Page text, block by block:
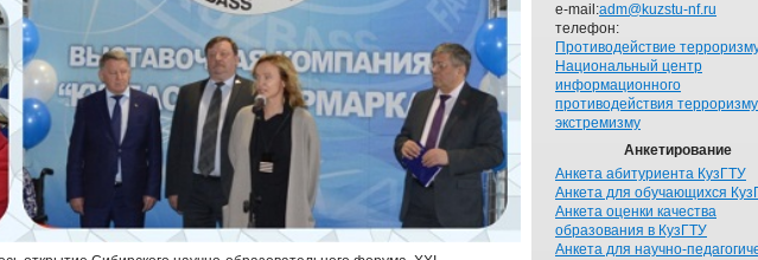
e-mail:adm@kuzstu-nf.ru
телефон:
Противодействие
Национальный центр
информационного
противодействия
экстремизму
Анкетирование
Анкета абитуриента КузГТУ
Анкета для обучающихся
Анкета оценки качества
образования в КузГТУ
Анкета для научно-